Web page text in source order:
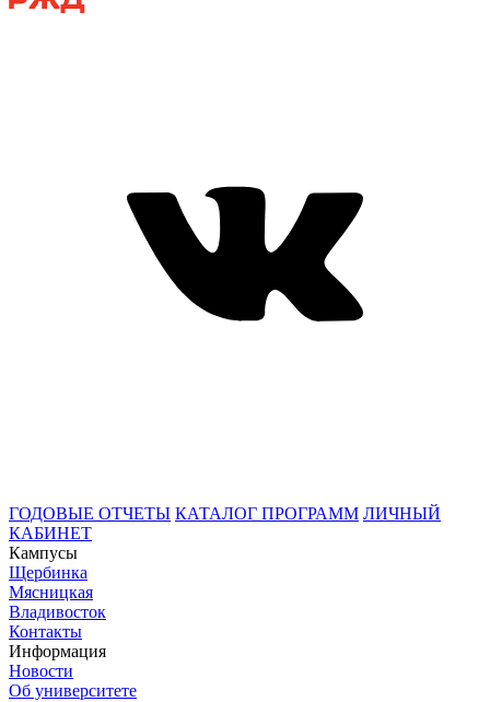
ГОДОВЫЕ ОТЧЕТЫ КАТАЛОГ ПРОГРАММ ЛИЧНЫЙ
КАБИНЕТ
Кампусы
Щербинка
Мясницкая
Владивосток
Контакты
Информация
Новости
Об университете